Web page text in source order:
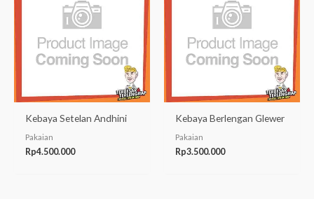
Kebaya Setelan Andhini
Pakaian
Rp4.500.000
Kebaya Berlengan Glewer
Pakaian
Rp3.500.000